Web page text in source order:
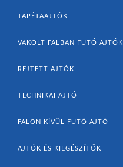
TAPÉTAAJTÓK
VAKOLT FALBAN FUTÓ AJTÓK
REJTETT AJTÓK
TECHNIKAI AJTÓ
FALON KÍVÜL FUTÓ AJTÓ
AJTÓK ÉS KIEGÉSZÍTŐK